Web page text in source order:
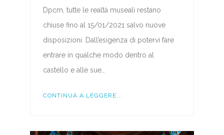
Dpcm, tutte le realtà museali restano
chiuse fino al 15/01/2021 salvo nuove
disposizioni. Dall’esigenza di potervi fare
entrare in qualche modo dentro al
castello e alle sue…
CONTINUA A LEGGERE...